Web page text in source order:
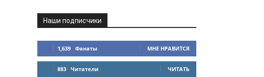
Наши подписчики
1,639 Фанаты МНЕ НРАВИТСЯ
883 Читатели ЧИТАТЬ